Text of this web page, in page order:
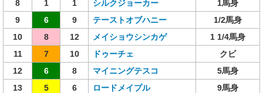
8
1 1 シルクジョーカー
1馬身
9
6 9 テーストオブハニー
1/2馬身
10
8 12 メイショウシンカゲ
1 1/4馬身
11
7 10 ドゥーチェ
クビ
12
6 8 マイニングテスコ
5馬身
13
5 6 ロードメイプル 9馬身